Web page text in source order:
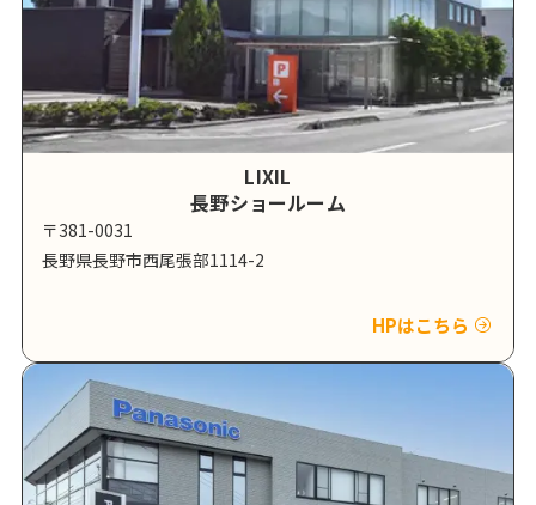
LIXIL
長野ショールーム
〒381-0031
長野県長野市西尾張部1114-2
HPはこちら